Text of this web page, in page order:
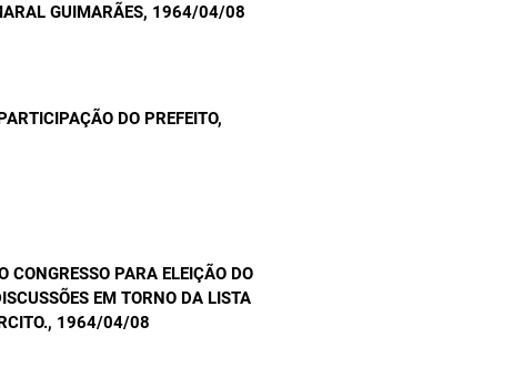
GUIMARÃES, 1964/04/08
DO PREFEITO,
CONGRESSO PARA ELEIÇÃO DO
EM TORNO DA LISTA
, 1964/04/08